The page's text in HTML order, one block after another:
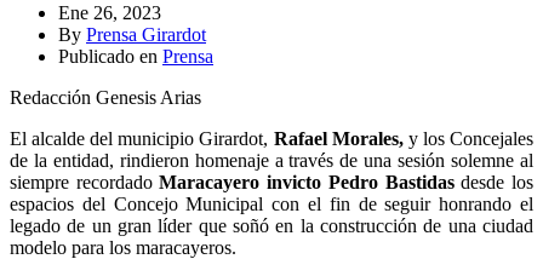
Ene 26, 2023
By Prensa Girardot
Publicado en Prensa
Redacción Genesis Arias
El alcalde del municipio Girardot, Rafael Morales,y los Concejales
de la entidad, rindieron homenaje a través de una sesión solemne al
siempre recordadoMaracayero invicto Pedro Bastidasdesde los
espacios del Concejo Municipal con el fin de seguir honrando el
legado de un gran líder que soñó en la construcción de una ciudad
modelo para los maracayeros.